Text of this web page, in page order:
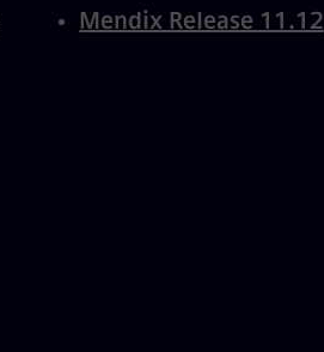
Mendix Release 11.12